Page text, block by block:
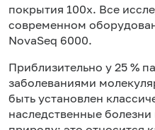
покрытия 100х. Все
современном
NovaSeq 6000.
Приблизительно у 25 %
заболеваниями
быть установлен
наследственные